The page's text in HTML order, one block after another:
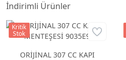
İndirimli Ürünler
ORİJİNAL 307 CC KAPI
Kritik
Stok